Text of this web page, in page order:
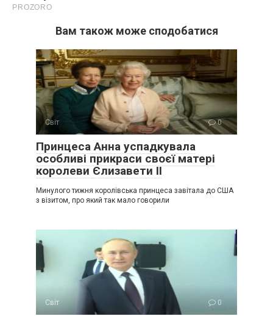
Вам також може сподобатися
Світ 0
Принцеса Анна успадкувала
особливі прикраси своєї матері
королеви Єлизавети II
Минулого тижня королівська принцеса завітала до США
з візитом, про який так мало говорили
Світ 0